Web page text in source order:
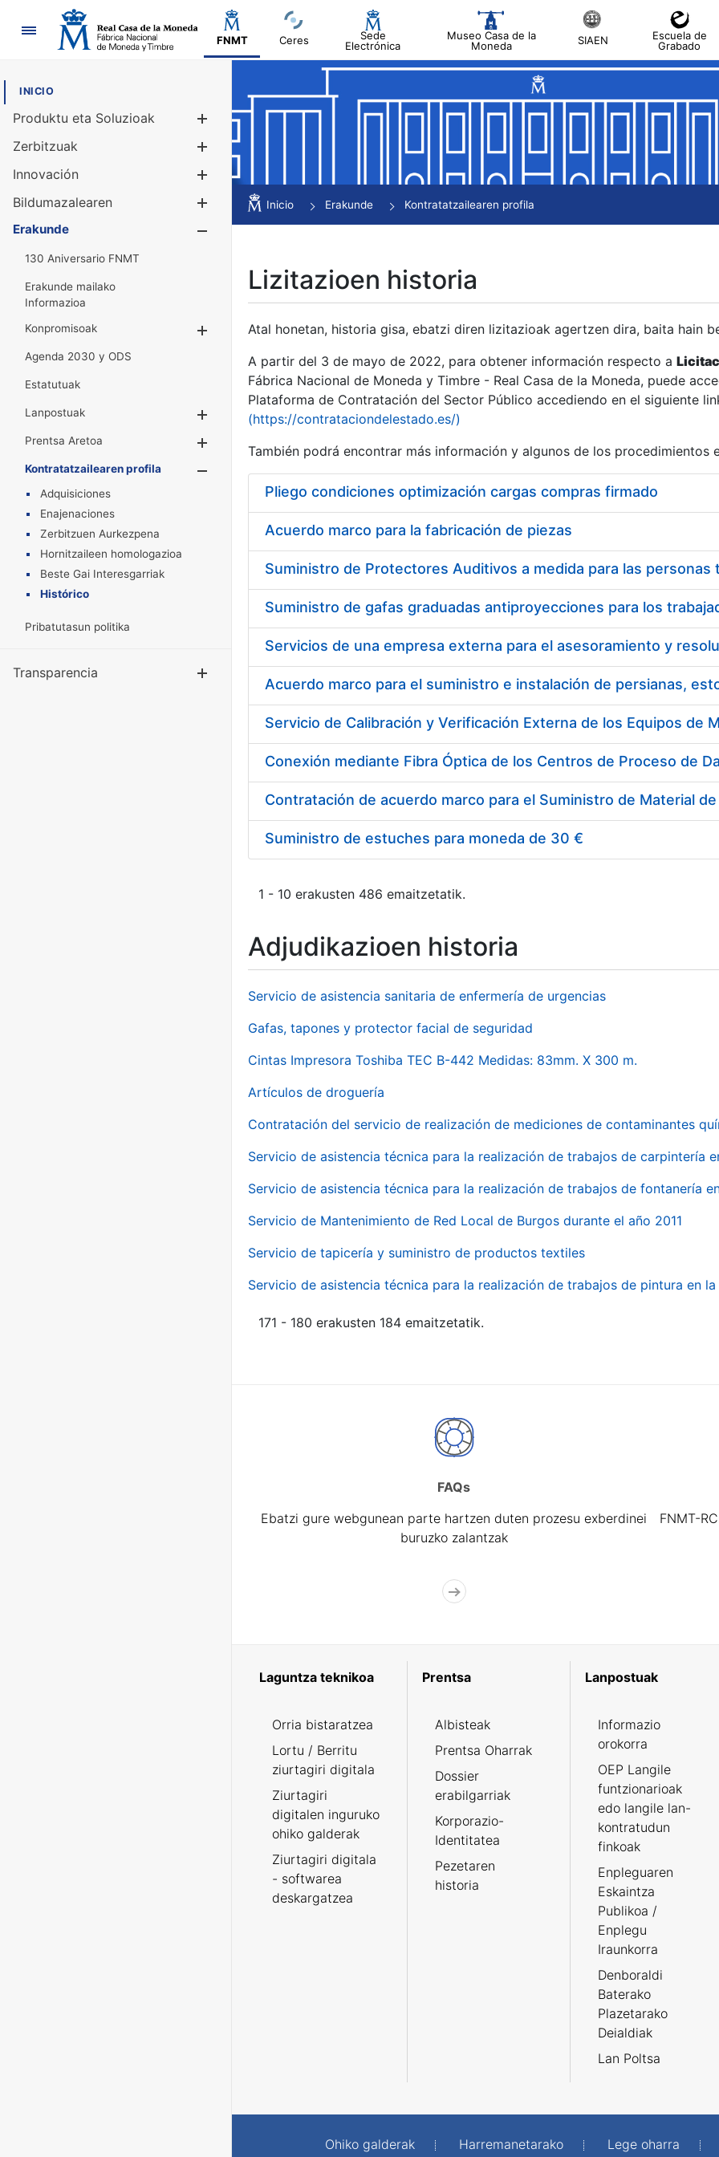
Nabigazioa
FNMT Ceres
Sede
Electrónica
Museo Casa de la
Moneda
SIAEN
Escuela de
Grabado
INICIO
Produktu eta Soluzioak
Erakutsi/Ezkutatu
Zerbitzuak
Innovación
Bildumazalearen
Erakutsi/Ezkutatu
Erakunde
130 Aniversario FNMT
Erakunde mailako
Informazioa
Konpromisoak
Erakutsi/Ezkutatu
Agenda 2030 y ODS
Estatutuak
Lanpostuak
Erakutsi/Ezkutatu
Prentsa Aretoa
Erakutsi/Ezkutatu
Kontratatzailearen profila
Erakutsi/Ezkutatu
Adquisiciones
Enajenaciones
Zerbitzuen Aurkezpena
Hornitzaileen homologazioa
Beste Gai Interesgarriak
Histórico
Pribatutasun politika
Transparencia Erakutsi/Ezkutatu
Inicio Erakunde Kontratatzailearen profila
Lizitazioen historia
Atal honetan, historia gisa, ebatzi diren lizitazioak agertzen dira, baita hain
A partir del 3 de mayo de 2022, para obtener información respecto a
Fábrica Nacional de Moneda y Timbre - Real Casa de la Moneda, puede
Plataforma de Contratación del Sector Público accediendo en el siguiente
(https://contrataciondelestado.es/)
También podrá encontrar más información y algunos de los procedimientos
Pliego condiciones optimización cargas compras firmado
Acuerdo marco para la fabricación de piezas
Acuerdo marco para el suministro e instalación de persianas,
Suministro de estuches para moneda de 30 €
1 - 10 erakusten 486 emaitzetatik.
Adjudikazioen historia
Servicio de asistencia sanitaria de enfermería de urgencias
Gafas, tapones y protector facial de seguridad
Cintas Impresora Toshiba TEC B-442 Medidas: 83mm. X 300 m.
Artículos de droguería
Contratación del servicio de realización de mediciones de contaminantes
Servicio de asistencia técnica para la realización de trabajos de carpintería
Servicio de asistencia técnica para la realización de trabajos de fontanería
Servicio de Mantenimiento de Red Local de Burgos durante el año 2011
Servicio de tapicería y suministro de productos textiles
Servicio de asistencia técnica para la realización de trabajos de pintura en
171 - 180 erakusten 184 emaitzetatik.
FAQs
Ebatzi gure webgunean parte hartzen duten prozesu exberdinei
buruzko zalantzak
FNMT-
Laguntza teknikoa
Orria bistaratzea
Lortu / Berritu
ziurtagiri digitala
Ziurtagiri
digitalen inguruko
ohiko galderak
Ziurtagiri digitala
- softwarea
deskargatzea
Prentsa
Albisteak
Prentsa Oharrak
Dossier
erabilgarriak
Korporazio-
Identitatea
Pezetaren
historia
Lanpostuak
Informazio
orokorra
OEP Langile
funtzionarioak
edo langile lan-
kontratudun
finkoak
Enpleguaren
Eskaintza
Publikoa /
Enplegu
Iraunkorra
Denboraldi
Baterako
Plazetarako
Deialdiak
Lan Poltsa
Ohiko galderak Harremanetarako Lege oharra